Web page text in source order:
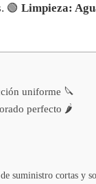
🟢 Limpieza:
uniforme 🔪
perfecto 🌶️
suministro cortas y